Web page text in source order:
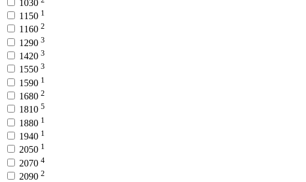
1030
1150 1
1160 2
1290 3
1420 3
1550 3
1590 1
1680 2
1810 5
1880 1
1940 1
2050 1
2070 4
2090 2